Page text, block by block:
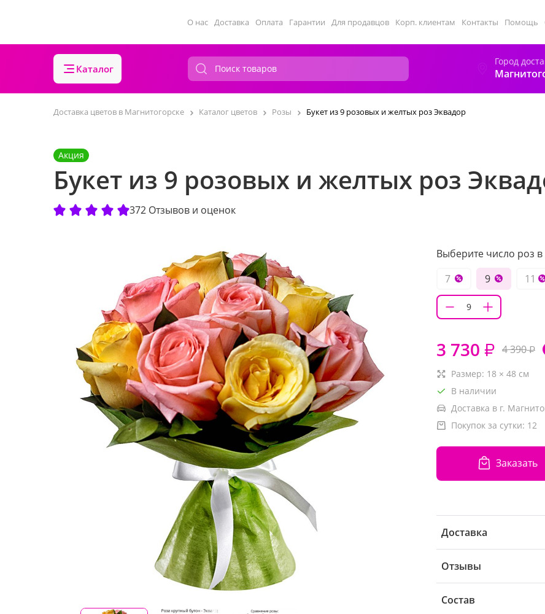
О нас Доставка Оплата Гарантии Для продавцов Корп. клиентам Контакты Помощь
Каталог
Город
Доставка цветов в Магнитогорске Каталог цветов Розы Букет из 9 розовых и желтых роз Эквадор
Акция
Букет из 9 розовых и желтых роз
372 Отзывов и оценок
Выберите число роз в
7
9 11
3 730 ₽ 4 390₽
Размер: 18 × 48 см
В наличии
Доставка в г.
Покупок за сутки: 12
Заказать
Доставка
Отзывы
Состав